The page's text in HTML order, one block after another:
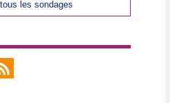
les sondages